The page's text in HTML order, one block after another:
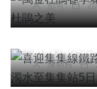
彭可
頭條
喜迎集集線
陳朝枝
專欄
張榮興署長